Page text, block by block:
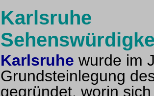
Karlsruhe
Karlsruhe wurde im
Grundsteinlegung
gegründet, worin